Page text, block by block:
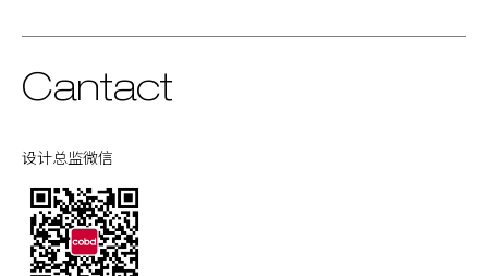
Cantact
设计总监微信